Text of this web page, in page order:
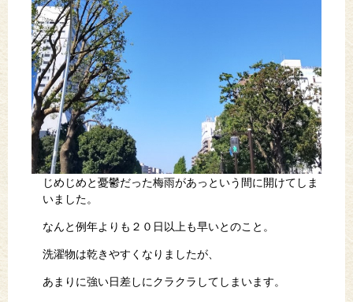
じめじめと憂鬱だった梅雨があっという間に開けてしま
いました。
なんと例年よりも２０日以上も早いとのこと。
洗濯物は乾きやすくなりましたが、
あまりに強い日差しにクラクラしてしまいます。